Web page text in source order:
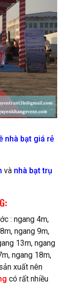
nhà bạt giá rẻ
và nhà bạt trụ
: ngang 4m,
ngang 9m,
13m, ngang
ngang 18m,
xuất nên
có rất nhiều